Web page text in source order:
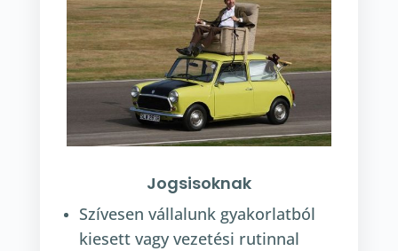
Jogsisoknak
Szívesen vállalunk gyakorlatból
kiesett vagy vezetési rutinnal